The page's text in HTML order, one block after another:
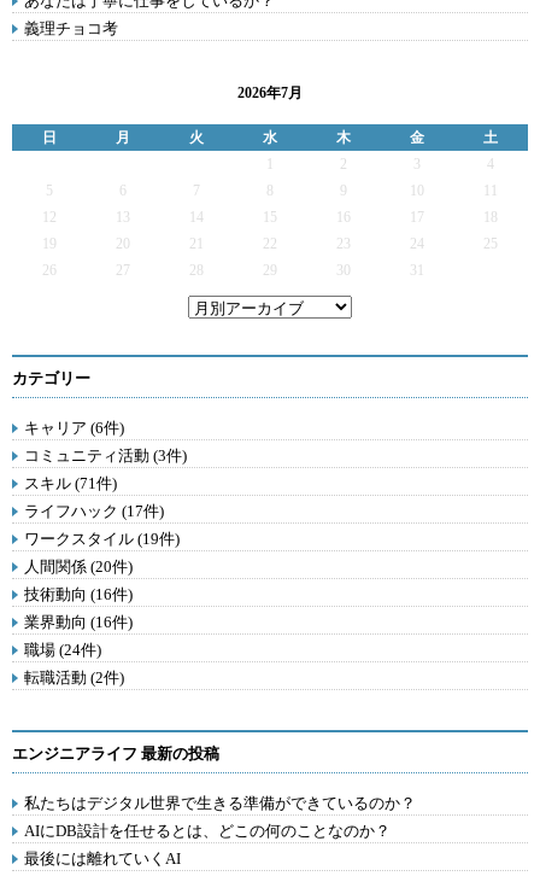
義理チョコ考
2026年7月
日 月 火 水 木 金
土
2 3
4
5
6 7 9
12
13 14 15 16 17
19
20 21 22 23 24
25
26
27 28 29 30 31
カテゴリー
キャリア (6件)
コミュニティ活動 (3件)
スキル (71件)
ライフハック (17件)
ワークスタイル (19件)
人間関係 (20件)
技術動向 (16件)
業界動向 (16件)
職場 (24件)
転職活動 (2件)
エンジニアライフ 最新の投稿
私たちはデジタル世界で生きる準備ができているのか？
AIにDB設計を任せるとは、どこの何のことなのか？
最後には離れていくAI